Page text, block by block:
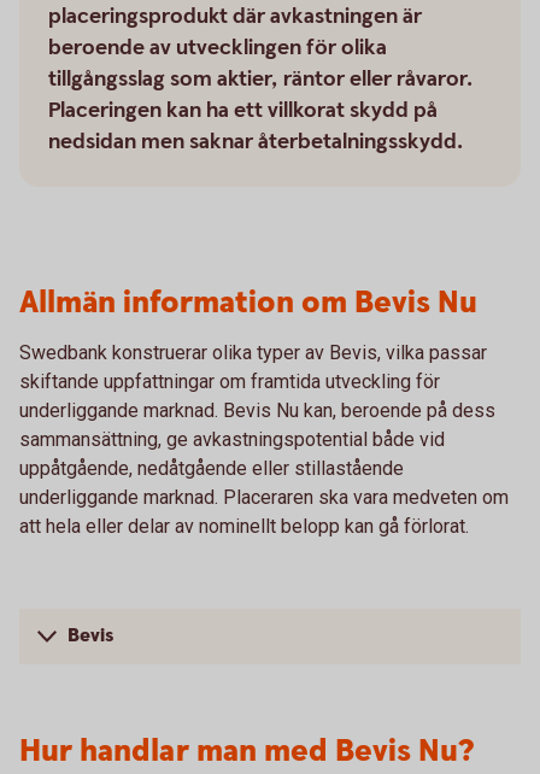
placeringsprodukt där avkastningen är
beroende av utvecklingen för olika
tillgångsslag som aktier, räntor eller råvaror.
Placeringen kan ha ett villkorat skydd på
nedsidan men saknar återbetalningsskydd.
Allmän information om Bevis Nu
Swedbank konstruerar olika typer av Bevis, vilka passar
skiftande uppfattningar om framtida utveckling för
underliggande marknad. Bevis Nu kan, beroende på dess
sammansättning, ge avkastningspotential både vid
uppåtgående, nedåtgående eller stillastående
underliggande marknad. Placeraren ska vara medveten om
att hela eller delar av nominellt belopp kan gå förlorat.
Bevis
Hur handlar man med Bevis Nu?